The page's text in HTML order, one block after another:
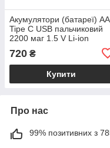
Акумулятори (батареї) АА
Tipe C USB пальчиковий
2200 маг 1.5 V Li-ion
Doublepow комплект 4шт
720 ₴
Купити
Про нас
99% позитивних з